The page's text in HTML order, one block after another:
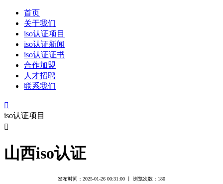
首页
关于我们
iso认证项目
iso认证新闻
iso认证证书
合作加盟
人才招聘
联系我们

iso认证项目

山西iso认证
发布时间：2025-01-26 00:31:00 丨 浏览次数： 180